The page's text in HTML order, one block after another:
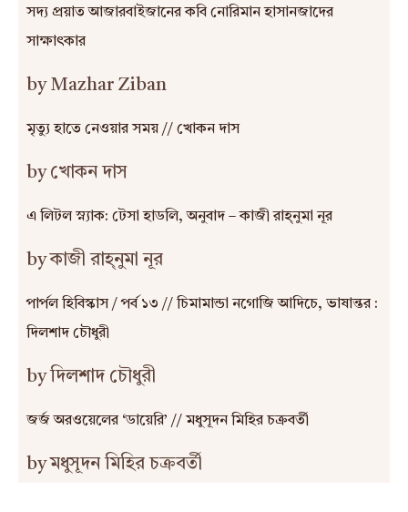
সদ্য প্রয়াত আজারবাইজানের কবি নোরিমান হাসানজাদের
সাক্ষাৎকার
by Mazhar Ziban
মৃত্যু হাতে নেওয়ার সময় // খোকন দাস
by খোকন দাস
এ লিটল স্ন্যাক: টেসা হাডলি, অনুবাদ – কাজী রাহ্‌নুমা নূর
by কাজী রাহ্‌নুমা নূর
পার্পল হিবিস্কাস / পর্ব ১৩ // চিমামান্ডা নগোজি আদিচে, ভাষান্তর :
দিলশাদ চৌধুরী
by দিলশাদ চৌধুরী
জর্জ অরওয়েলের ‘ডায়েরি’ // মধুসূদন মিহির চক্রবর্তী
by মধুসূদন মিহির চক্রবর্তী